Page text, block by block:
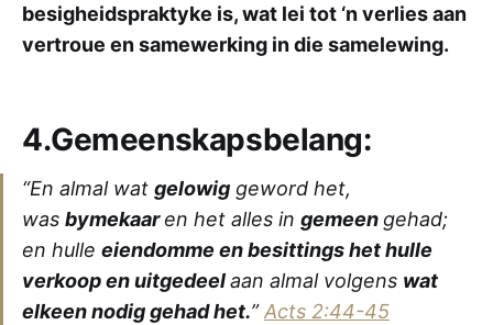
besigheidspraktyke is, wat lei tot ‘n verlies aan
vertroue en samewerking in die samelewing.
4.Gemeenskapsbelang:
“En almal wat gelowig geword het,
was bymekaaren het alles in gemeen gehad;
en hulle eiendomme en besittings het hulle
verkoop en uitgedeelaan almal volgens wat
elkeen nodig gehad het.”Acts 2:44-45